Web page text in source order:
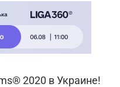
2020 в Украине!